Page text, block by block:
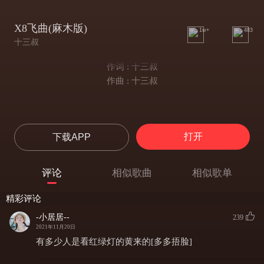
X8飞曲(麻木版)
十三叔
1w+ 483
作词 : 十三叔
作曲 : 十三叔
下载APP 打开
评论 相似歌曲 相似歌单
精彩评论
-小居居--
2021年11月20日
239
有多少人是看红绿灯的黄来的[多多捂脸]